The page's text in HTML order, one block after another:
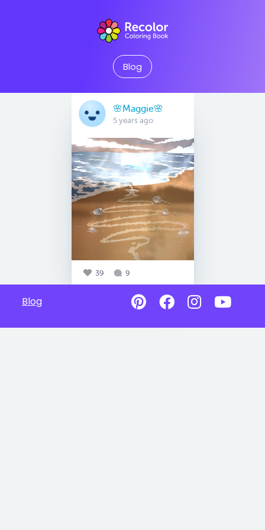
Blog
🌸Maggie🌸
5 years ago
39 9
Blog